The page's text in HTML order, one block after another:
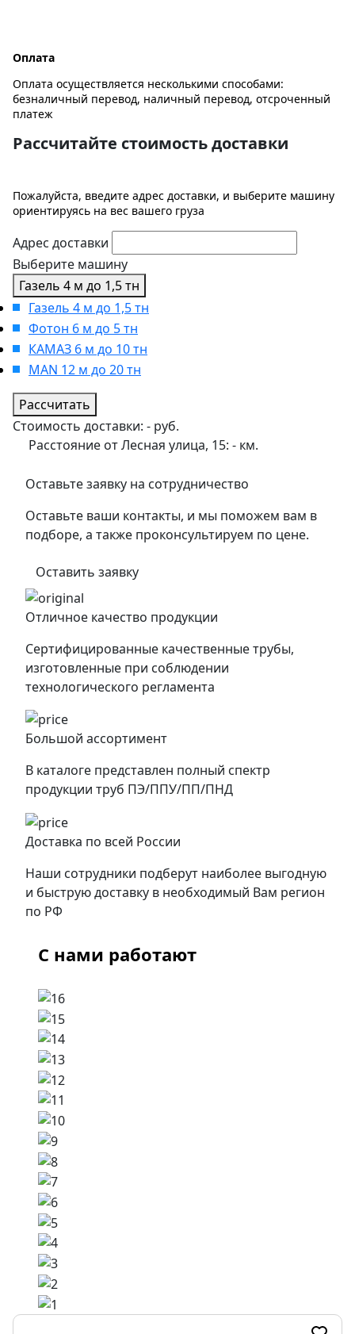
Оплата
Оплата осуществляется несколькими способами:
безналичный перевод, наличный перевод, отсроченный
платеж
Рассчитайте стоимость доставки
Пожалуйста, введите адрес доставки, и выберите машину
ориентируясь на вес вашего груза
Адрес доставки
Выберите машину
Газель 4 м до 1,5 тн
Газель 4 м до 1,5 тн
Фотон 6 м до 5 тн
КАМАЗ 6 м до 10 тн
MAN 12 м до 20 тн
Рассчитать
Стоимость доставки: - руб.
Расстояние от Лесная улица, 15: - км.
Оставьте заявку на сотрудничество
Оставьте ваши контакты, и мы поможем вам в
подборе, а также проконсультируем по цене.
Оставить заявку
Отличное качество продукции
Сертифицированные качественные трубы,
изготовленные при соблюдении
технологического регламента
Большой ассортимент
В каталоге представлен полный спектр
продукции труб ПЭ/ППУ/ПП/ПНД
Доставка по всей России
Наши сотрудники подберут наиболее выгодную
и быструю доставку в необходимый Вам регион
по РФ
С нами работают